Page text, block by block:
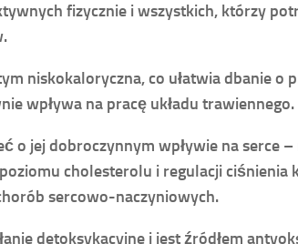
fizycznie i wszystkich, którzy
niskokaloryczna, co ułatwia dbanie o
wpływa na pracę układu trawiennego.
o jej dobroczynnym wpływie na serce
cholesterolu i regulacji ciśnienia
sercowo-naczyniowych.
detoksykacyjne i jest źródłem